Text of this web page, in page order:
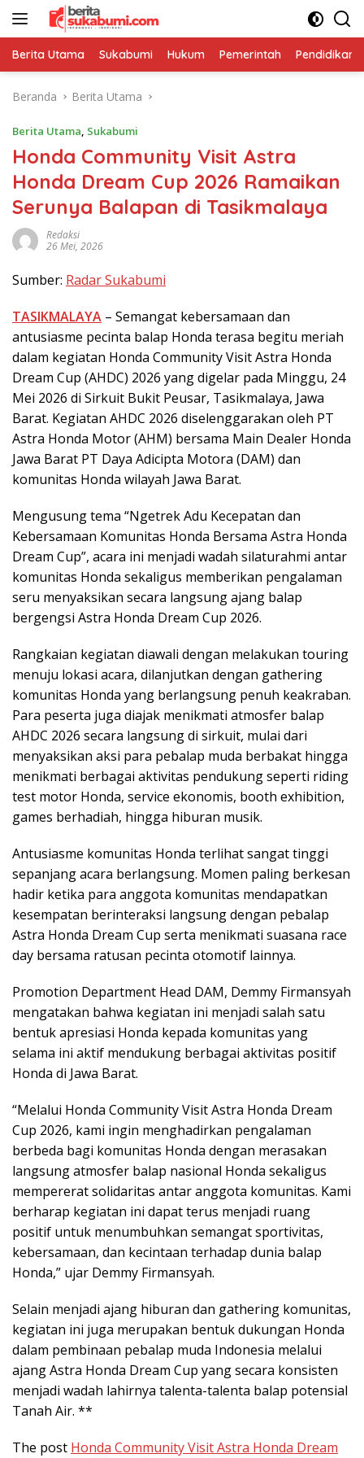
Langsung
Berita Utama Sukabumi Hukum Pemerintah Pendidikan
Beranda Berita Utama
Berita Utama, Sukabumi
Honda Community Visit Astra
Honda Dream Cup 2026 Ramaikan
Serunya Balapan di Tasikmalaya
Redaksi
26 Mei, 2026
Sumber: Radar Sukabumi
TASIKMALAYA – Semangat kebersamaan dan
antusiasme pecinta balap Honda terasa begitu meriah
dalam kegiatan Honda Community Visit Astra Honda
Dream Cup (AHDC) 2026 yang digelar pada Minggu, 24
Mei 2026 di Sirkuit Bukit Peusar, Tasikmalaya, Jawa
Barat. Kegiatan AHDC 2026 diselenggarakan oleh PT
Astra Honda Motor (AHM) bersama Main Dealer Honda
Jawa Barat PT Daya Adicipta Motora (DAM) dan
komunitas Honda wilayah Jawa Barat.
Mengusung tema “Ngetrek Adu Kecepatan dan
Kebersamaan Komunitas Honda Bersama Astra Honda
Dream Cup”, acara ini menjadi wadah silaturahmi antar
komunitas Honda sekaligus memberikan pengalaman
seru menyaksikan secara langsung ajang balap
bergengsi Astra Honda Dream Cup 2026.
Rangkaian kegiatan diawali dengan melakukan touring
menuju lokasi acara, dilanjutkan dengan gathering
komunitas Honda yang berlangsung penuh keakraban.
Para peserta juga diajak menikmati atmosfer balap
AHDC 2026 secara langsung di sirkuit, mulai dari
menyaksikan aksi para pebalap muda berbakat hingga
menikmati berbagai aktivitas pendukung seperti riding
test motor Honda, service ekonomis, booth exhibition,
games berhadiah, hingga hiburan musik.
Antusiasme komunitas Honda terlihat sangat tinggi
sepanjang acara berlangsung. Momen paling berkesan
hadir ketika para anggota komunitas mendapatkan
kesempatan berinteraksi langsung dengan pebalap
Astra Honda Dream Cup serta menikmati suasana race
day bersama ratusan pecinta otomotif lainnya.
Promotion Department Head DAM, Demmy Firmansyah
mengatakan bahwa kegiatan ini menjadi salah satu
bentuk apresiasi Honda kepada komunitas yang
selama ini aktif mendukung berbagai aktivitas positif
Honda di Jawa Barat.
“Melalui Honda Community Visit Astra Honda Dream
Cup 2026, kami ingin menghadirkan pengalaman
berbeda bagi komunitas Honda dengan merasakan
langsung atmosfer balap nasional Honda sekaligus
mempererat solidaritas antar anggota komunitas. Kami
berharap kegiatan ini dapat terus menjadi ruang
positif untuk menumbuhkan semangat sportivitas,
kebersamaan, dan kecintaan terhadap dunia balap
Honda,” ujar Demmy Firmansyah.
Selain menjadi ajang hiburan dan gathering komunitas,
kegiatan ini juga merupakan bentuk dukungan Honda
dalam pembinaan pebalap muda Indonesia melalui
ajang Astra Honda Dream Cup yang secara konsisten
menjadi wadah lahirnya talenta-talenta balap potensial
Tanah Air. **
The post Honda Community Visit Astra Honda Dream